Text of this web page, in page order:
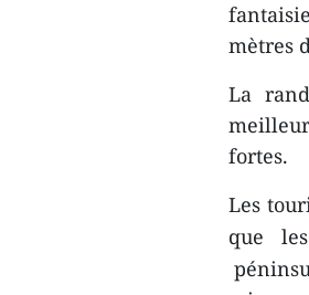
mètres
La
fortes.
Les
que